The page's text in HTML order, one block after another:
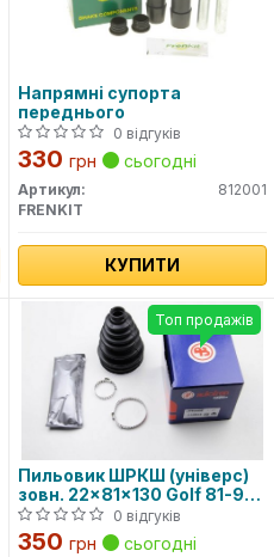
Напрямні супорта
переднього
0 відгуків
330 грн сьогодні
Артикул:
812001
FRENKIT
КУПИТИ
Пильовик ШРКШ (універс)
зовн. 22x81x130 Golf 81-97,
Passat 80-88, AUDI 80 -91
0 відгуків
350 грн сьогодні
Топ продажів